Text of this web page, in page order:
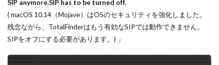
SIP anymore.SIP has to be turned off.
( macOS 10.14 （Mojave）はOSのセキュリティを強化しました。
残念ながら、 TotalFinderはもう有効なSIPでは動作できません。
SIPをオフにする必要があります。) 」